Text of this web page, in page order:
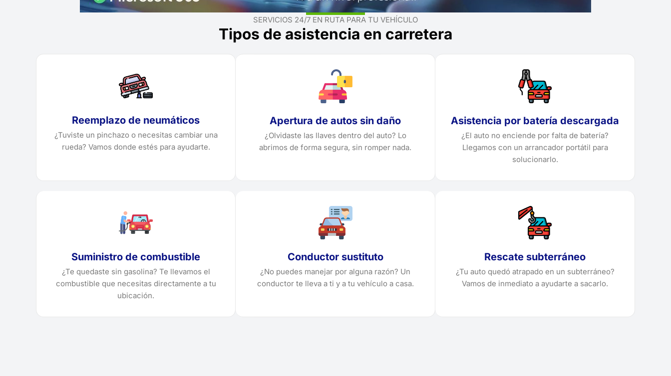
SERVICIOS 24/7 EN RUTA PARA TU VEHÍCULO
Tipos de asistencia en carretera
Reemplazo de neumáticos
¿Tuviste un pinchazo o necesitas cambiar una
rueda? Vamos donde estés para ayudarte.
Apertura de autos sin daño
¿Olvidaste las llaves dentro del auto? Lo
abrimos de forma segura, sin romper nada.
Asistencia por batería descargada
¿El auto no enciende por falta de batería?
Llegamos con un arrancador portátil para
solucionarlo.
Suministro de combustible
¿Te quedaste sin gasolina? Te llevamos el
combustible que necesitas directamente a tu
ubicación.
Conductor sustituto
¿No puedes manejar por alguna razón? Un
conductor te lleva a ti y a tu vehículo a casa.
Rescate subterráneo
¿Tu auto quedó atrapado en un subterráneo?
Vamos de inmediato a ayudarte a sacarlo.